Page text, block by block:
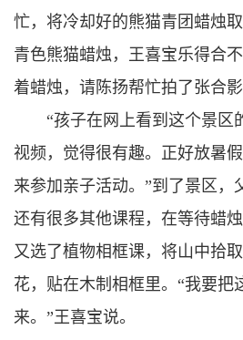
忙，将冷却好的熊猫青团蜡烛
青色熊猫蜡烛，王喜宝乐得合
着蜡烛，请陈扬帮忙拍了张合影
“孩子在网上看到这个景区
视频，觉得很有趣。正好放暑
来参加亲子活动。”到了景区，
还有很多其他课程，在等待蜡
又选了植物相框课，将山中拾
花，贴在木制相框里。“我要把
来。”王喜宝说。